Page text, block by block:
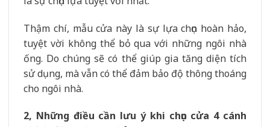
Thậm chí, mẫu cửa này là sự lựa chọn hoàn hảo,
tuyệt vời không thể bỏ qua với những ngôi nhà
ống. Do chúng sẽ có thể giúp gia tăng diện tích
sử dụng, mà vẫn có thể đảm bảo độ thông thoáng
cho ngôi nhà.
2, Những điều cần lưu ý khi chọn cửa 4 cánh